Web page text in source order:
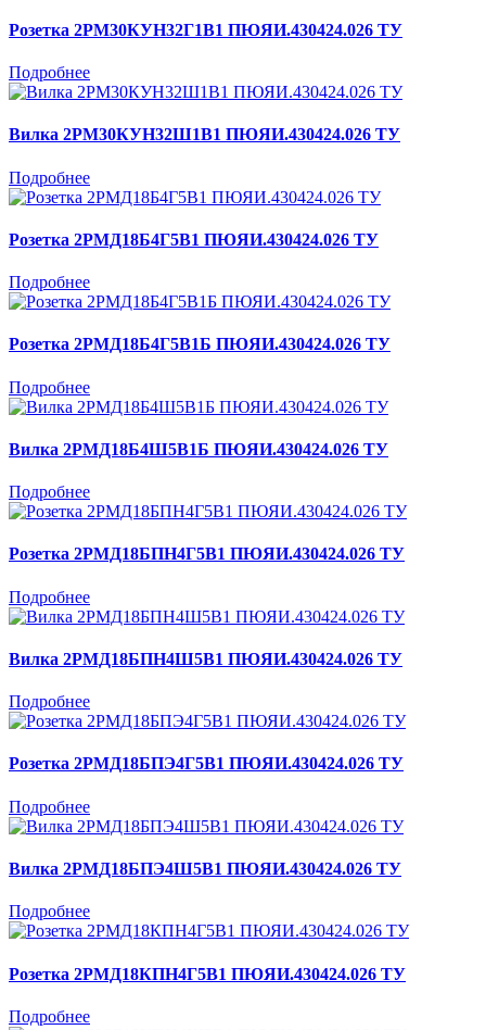
Розетка 2РМ30КУН32Г1В1 ПЮЯИ.430424.026 ТУ
Подробнее
Вилка 2РМ30КУН32Ш1В1 ПЮЯИ.430424.026 ТУ
Подробнее
Розетка 2РМД18Б4Г5В1 ПЮЯИ.430424.026 ТУ
Подробнее
Розетка 2РМД18Б4Г5В1Б ПЮЯИ.430424.026 ТУ
Подробнее
Вилка 2РМД18Б4Ш5В1Б ПЮЯИ.430424.026 ТУ
Подробнее
Розетка 2РМД18БПН4Г5В1 ПЮЯИ.430424.026 ТУ
Подробнее
Вилка 2РМД18БПН4Ш5В1 ПЮЯИ.430424.026 ТУ
Подробнее
Розетка 2РМД18БПЭ4Г5В1 ПЮЯИ.430424.026 ТУ
Подробнее
Вилка 2РМД18БПЭ4Ш5В1 ПЮЯИ.430424.026 ТУ
Подробнее
Розетка 2РМД18КПН4Г5В1 ПЮЯИ.430424.026 ТУ
Подробнее